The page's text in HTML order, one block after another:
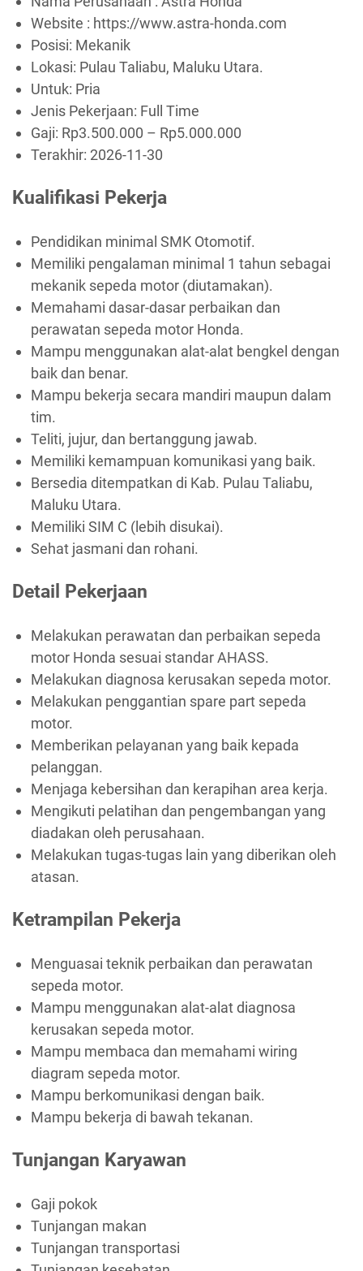
Website : https://www.astra-honda.com
Posisi: Mekanik
Lokasi: Pulau Taliabu, Maluku Utara.
Untuk: Pria
Jenis Pekerjaan: Full Time
Gaji: Rp3.500.000 – Rp5.000.000
Terakhir: 2026-11-30
Kualifikasi Pekerja
Pendidikan minimal SMK Otomotif.
Memiliki pengalaman minimal 1 tahun sebagai
mekanik sepeda motor (diutamakan).
Memahami dasar-dasar perbaikan dan
perawatan sepeda motor Honda.
Mampu menggunakan alat-alat bengkel dengan
baik dan benar.
Mampu bekerja secara mandiri maupun dalam
tim.
Teliti, jujur, dan bertanggung jawab.
Memiliki kemampuan komunikasi yang baik.
Bersedia ditempatkan di Kab. Pulau Taliabu,
Maluku Utara.
Memiliki SIM C (lebih disukai).
Sehat jasmani dan rohani.
Detail Pekerjaan
Melakukan perawatan dan perbaikan sepeda
motor Honda sesuai standar AHASS.
Melakukan diagnosa kerusakan sepeda motor.
Melakukan penggantian spare part sepeda
motor.
Memberikan pelayanan yang baik kepada
pelanggan.
Menjaga kebersihan dan kerapihan area kerja.
Mengikuti pelatihan dan pengembangan yang
diadakan oleh perusahaan.
Melakukan tugas-tugas lain yang diberikan oleh
atasan.
Ketrampilan Pekerja
Menguasai teknik perbaikan dan perawatan
sepeda motor.
Mampu menggunakan alat-alat diagnosa
kerusakan sepeda motor.
Mampu membaca dan memahami wiring
diagram sepeda motor.
Mampu berkomunikasi dengan baik.
Mampu bekerja di bawah tekanan.
Tunjangan Karyawan
Gaji pokok
Tunjangan makan
Tunjangan transportasi